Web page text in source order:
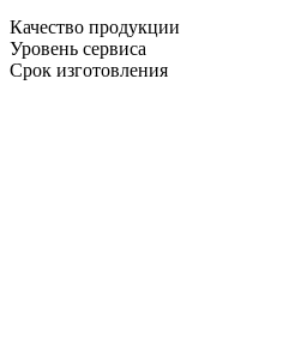
Качество продукции
Уровень сервиса
Срок изготовления